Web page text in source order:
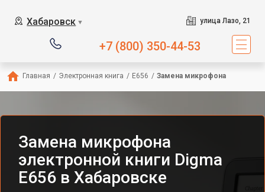
Хабаровск ▼ улица Лазо, 21
+7 (800) 350-44-53
Главная / Электронная книга / E656 / Замена микрофона
Замена микрофона
электронной книги Digma
E656 в Хабаровске